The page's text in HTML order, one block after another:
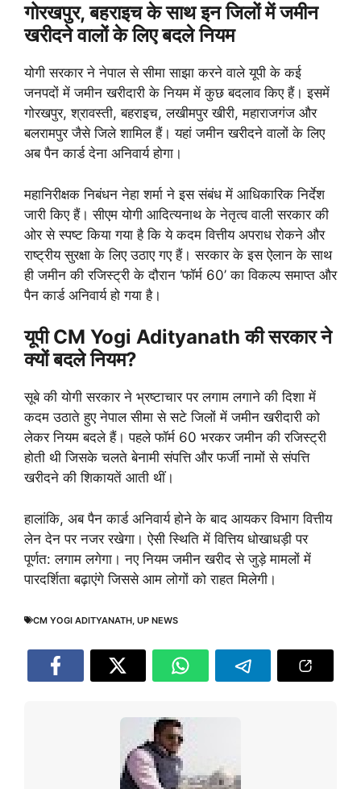
गोरखपुर, बहराइच के साथ इन जिलों में जमीन
खरीदने वालों के लिए बदले नियम
योगी सरकार ने नेपाल से सीमा साझा करने वाले यूपी के कई
जनपदों में जमीन खरीदारी के नियम में कुछ बदलाव किए हैं। इसमें
गोरखपुर, श्रावस्ती, बहराइच, लखीमपुर खीरी, महाराजगंज और
बलरामपुर जैसे जिले शामिल हैं। यहां जमीन खरीदने वालों के लिए
अब पैन कार्ड देना अनिवार्य होगा।
महानिरीक्षक निबंधन नेहा शर्मा ने इस संबंध में आधिकारिक निर्देश
जारी किए हैं। सीएम योगी आदित्यनाथ के नेतृत्व वाली सरकार की
ओर से स्पष्ट किया गया है कि ये कदम वित्तीय अपराध रोकने और
राष्ट्रीय सुरक्षा के लिए उठाए गए हैं। सरकार के इस ऐलान के साथ
ही जमीन की रजिस्ट्री के दौरान ‘फॉर्म 60’ का विकल्प समाप्त और
पैन कार्ड अनिवार्य हो गया है।
यूपी CM Yogi Adityanath की सरकार ने
क्यों बदले नियम?
सूबे की योगी सरकार ने भ्रष्टाचार पर लगाम लगाने की दिशा में
कदम उठाते हुए नेपाल सीमा से सटे जिलों में जमीन खरीदारी को
लेकर नियम बदले हैं। पहले फॉर्म 60 भरकर जमीन की रजिस्ट्री
होती थी जिसके चलते बेनामी संपत्ति और फर्जी नामों से संपत्ति
खरीदने की शिकायतें आती थीं।
हालांकि, अब पैन कार्ड अनिवार्य होने के बाद आयकर विभाग वित्तीय
लेन देन पर नजर रखेगा। ऐसी स्थिति में वित्तिय धोखाधड़ी पर
पूर्णत: लगाम लगेगा। नए नियम जमीन खरीद से जुड़े मामलों में
पारदर्शिता बढ़ाएंगे जिससे आम लोगों को राहत मिलेगी।
CM YOGI ADITYANATH UP NEWS